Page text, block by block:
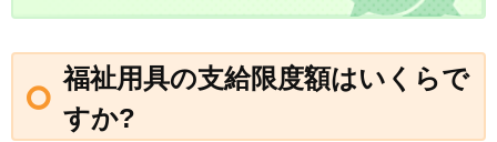
福祉用具の支給限度額はいくらで
すか?